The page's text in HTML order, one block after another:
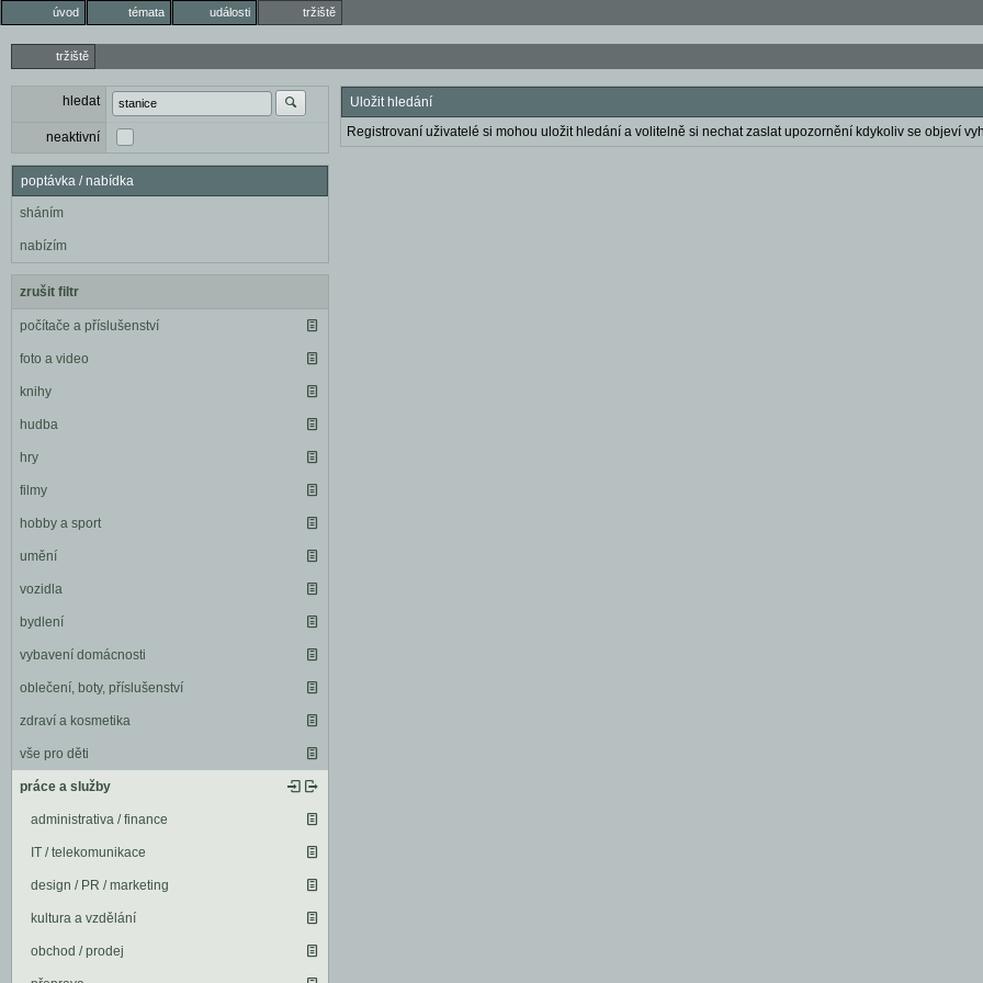
úvod témata události tržiště
tržiště
hledat
neaktivní
poptávka / nabídka
sháním
nabízím
zrušit filtr
počítače a příslušenství
foto a video
knihy
hudba
hry
filmy
hobby a sport
umění
vozidla
bydlení
vybavení domácnosti
oblečení, boty, příslušenství
zdraví a kosmetika
vše pro děti
práce a služby
administrativa / finance
IT / telekomunikace
design / PR / marketing
kultura a vzdělání
obchod / prodej
Uložit hledání
Registrovaní uživatelé si mohou uložit hledání a volitelně si nechat zaslat upozornění kdykoliv se objeví